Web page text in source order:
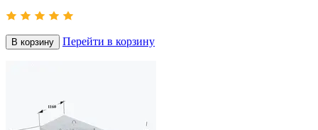
В корзину Перейти в корзину